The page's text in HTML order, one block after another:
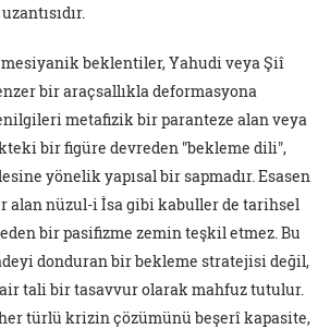
beklentiler, Yahudi veya Şiî
bir araçsallıkla deformasyona
metafizik bir paranteze alan veya
bir figüre devreden "bekleme dili",
yönelik yapısal bir sapmadır. Esasen
alan nüzul-i İsa gibi kabuller de tarihsel
bir pasifizme zemin teşkil etmez. Bu
donduran bir bekleme stratejisi değil,
tali bir tasavvur olarak mahfuz tutulur.
türlü krizin çözümünü beşerî kapasite,